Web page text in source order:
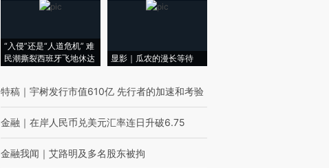
“入侵”还是“人道危机” 难
民潮撕裂西班牙飞地休达
显影｜瓜农的漫长等待
特稿 ｜ 宇树发行市值610亿 先行者的加速和考验
金融 ｜ 在岸人民币兑美元汇率连日升破6.75
金融我闻 ｜ 艾路明及多名股东被拘